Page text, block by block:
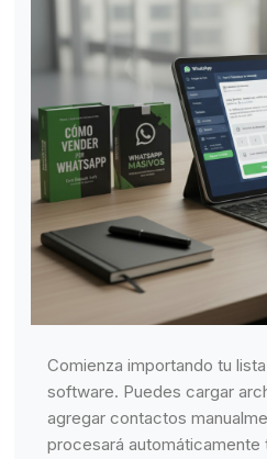
Comienza importando tu
software. Puedes cargar
agregar contactos
procesará automáticamente